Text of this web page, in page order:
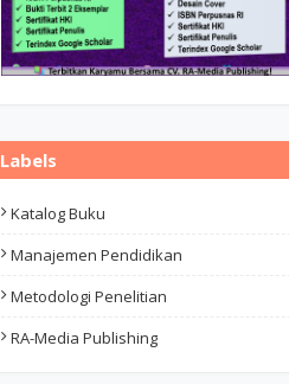
Labels
Katalog Buku
Manajemen Pendidikan
Metodologi Penelitian
RA-Media Publishing